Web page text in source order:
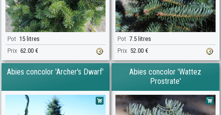
Pot 15 litres
Prix 62.00 €
Pot 7.5 litres
Prix 52.00 €
Abies concolor 'Archer's Dwarf'
Abies concolor 'Wattez
Prostrate'